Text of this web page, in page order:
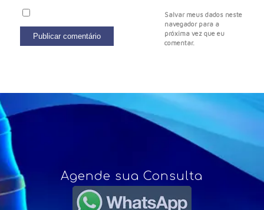
Salvar meus dados neste
navegador para a
próxima vez que eu
comentar.
Agende sua Consulta